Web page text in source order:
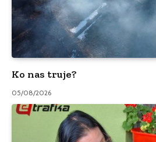
Ko nas truje?
05/08/2026